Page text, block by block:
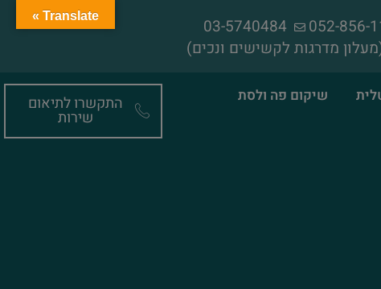
03-5740484
מדרגות לקשישים ונכים)
שיקום פה ולסת
התקשרו לתיאום
שירות
Translate »